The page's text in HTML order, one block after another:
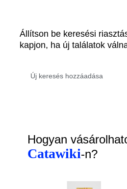
Állítson be keresési
kapjon, ha új találatok
Hogyan
Catawiki-n?